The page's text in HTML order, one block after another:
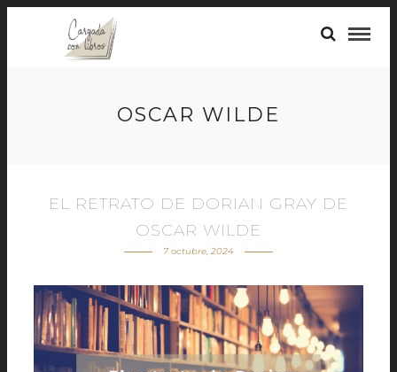
OSCAR WILDE
EL RETRATO DE DORIAN GRAY DE
OSCAR WILDE
7 octubre, 2024